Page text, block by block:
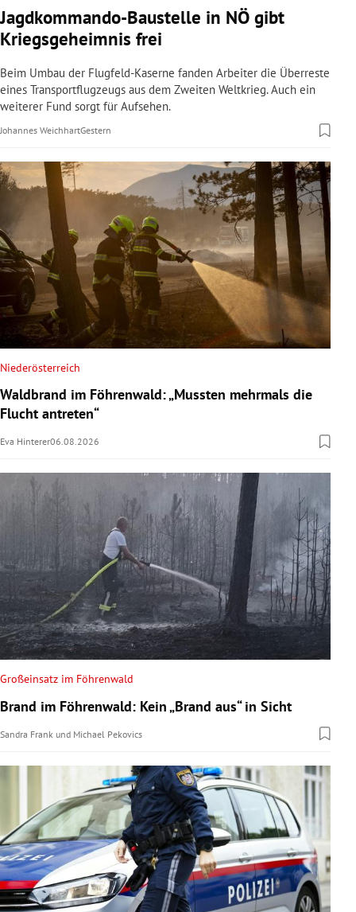
Jagdkommando-Baustelle in NÖ gibt
Kriegsgeheimnis frei
Beim Umbau der Flugfeld-Kaserne fanden Arbeiter die Überreste
eines Transportflugzeugs aus dem Zweiten Weltkrieg. Auch ein
weiterer Fund sorgt für Aufsehen.
Johannes WeichhartGestern
Niederösterreich
Waldbrand im Föhrenwald: „Mussten mehrmals die
Flucht antreten“
Eva Hinterer06.08.2026
Großeinsatz im Föhrenwald
Brand im Föhrenwald: Kein „Brand aus“ in Sicht
Sandra Frank und Michael Pekovics